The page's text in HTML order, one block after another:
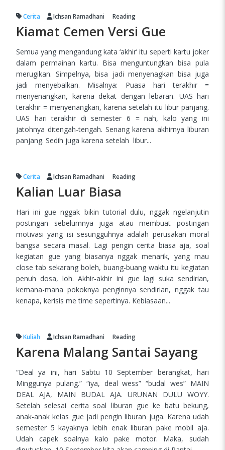
Cerita Ichsan Ramadhani Reading
Kiamat Cemen Versi Gue
Semua yang mengandung kata ‘akhir’ itu seperti kartu joker
dalam permainan kartu. Bisa menguntungkan bisa pula
merugikan. Simpelnya, bisa jadi menyenagkan bisa juga
jadi menyebalkan. Misalnya: Puasa hari terakhir =
menyenangkan, karena dekat dengan lebaran. UAS hari
terakhir = menyenangkan, karena setelah itu libur panjang.
UAS hari terakhir di semester 6 = nah, kalo yang ini
jatohnya ditengah-tengah. Senang karena akhirnya liburan
panjang. Sedih juga karena setelah libur...
Cerita Ichsan Ramadhani Reading
Kalian Luar Biasa
Hari ini gue nggak bikin tutorial dulu, nggak ngelanjutin
postingan sebelumnya juga atau membuat postingan
motivasi yang isi sesungguhnya adalah perusakan moral
bangsa secara masal. Lagi pengin cerita biasa aja, soal
kegiatan gue yang biasanya nggak menarik, yang mau
close tab sekarang boleh, buang-buang waktu itu kegiatan
penuh dosa, loh. Akhir-akhir ini gue lagi suka sendirian,
kemana-mana pokoknya penginnya sendirian, nggak tau
kenapa, kerisis me time sepertinya. Kebiasaan...
Kuliah Ichsan Ramadhani Reading
Karena Malang Santai Sayang
“Deal ya ini, hari Sabtu 10 September berangkat, hari
Minggunya pulang.” “iya, deal wess” “budal wes” MAIN
DEAL AJA, MAIN BUDAL AJA. URUNAN DULU WOYY.
Setelah selesai cerita soal liburan gue ke batu bekung,
anak-anak kelas gue jadi pengin liburan juga. Karena udah
semester 5 kayaknya lebih enak liburan pake mobil aja.
Udah capek soalnya kalo pake motor. Maka, sudah